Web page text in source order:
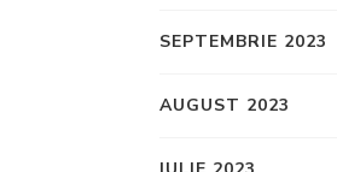
SEPTEMBRIE 2023
AUGUST 2023